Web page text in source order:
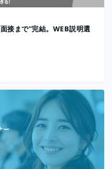
接まで”完結。WEB説明選